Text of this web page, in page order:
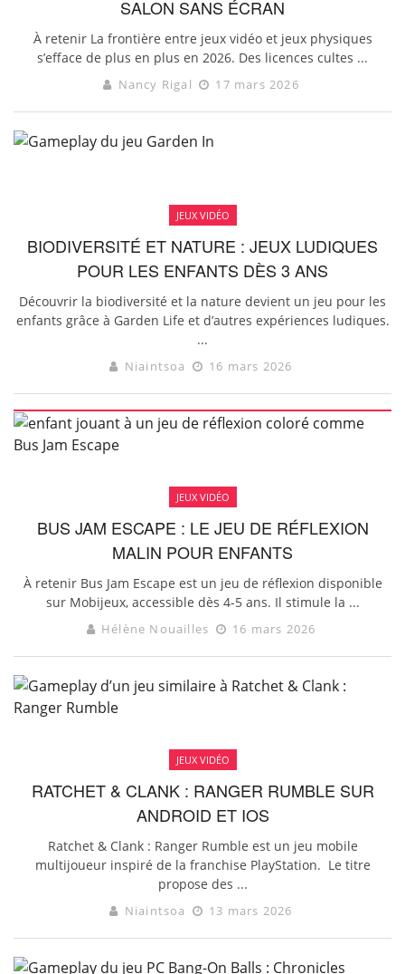
SALON SANS ÉCRAN
À retenir La frontière entre jeux vidéo et jeux physiques
s’efface de plus en plus en 2026. Des licences cultes ...
Nancy Rigal 17 mars 2026
JEUX VIDÉO
BIODIVERSITÉ ET NATURE : JEUX LUDIQUES
POUR LES ENFANTS DÈS 3 ANS
Découvrir la biodiversité et la nature devient un jeu pour les
enfants grâce à Garden Life et d’autres expériences ludiques.
...
Niaintsoa 16 mars 2026
JEUX VIDÉO
BUS JAM ESCAPE : LE JEU DE RÉFLEXION
MALIN POUR ENFANTS
À retenir Bus Jam Escape est un jeu de réflexion disponible
sur Mobijeux, accessible dès 4-5 ans. Il stimule la ...
Hélène Nouailles 16 mars 2026
JEUX VIDÉO
RATCHET & CLANK : RANGER RUMBLE SUR
ANDROID ET IOS
Ratchet & Clank : Ranger Rumble est un jeu mobile
multijoueur inspiré de la franchise PlayStation. Le titre
propose des ...
Niaintsoa 13 mars 2026